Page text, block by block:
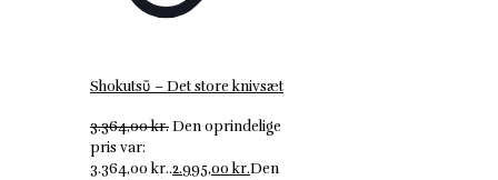
Shokutsῡ – Det store knivsæt
3.364,00kr.Den oprindelige
pris var:
3.364,00 kr..2.995,00 kr.Den